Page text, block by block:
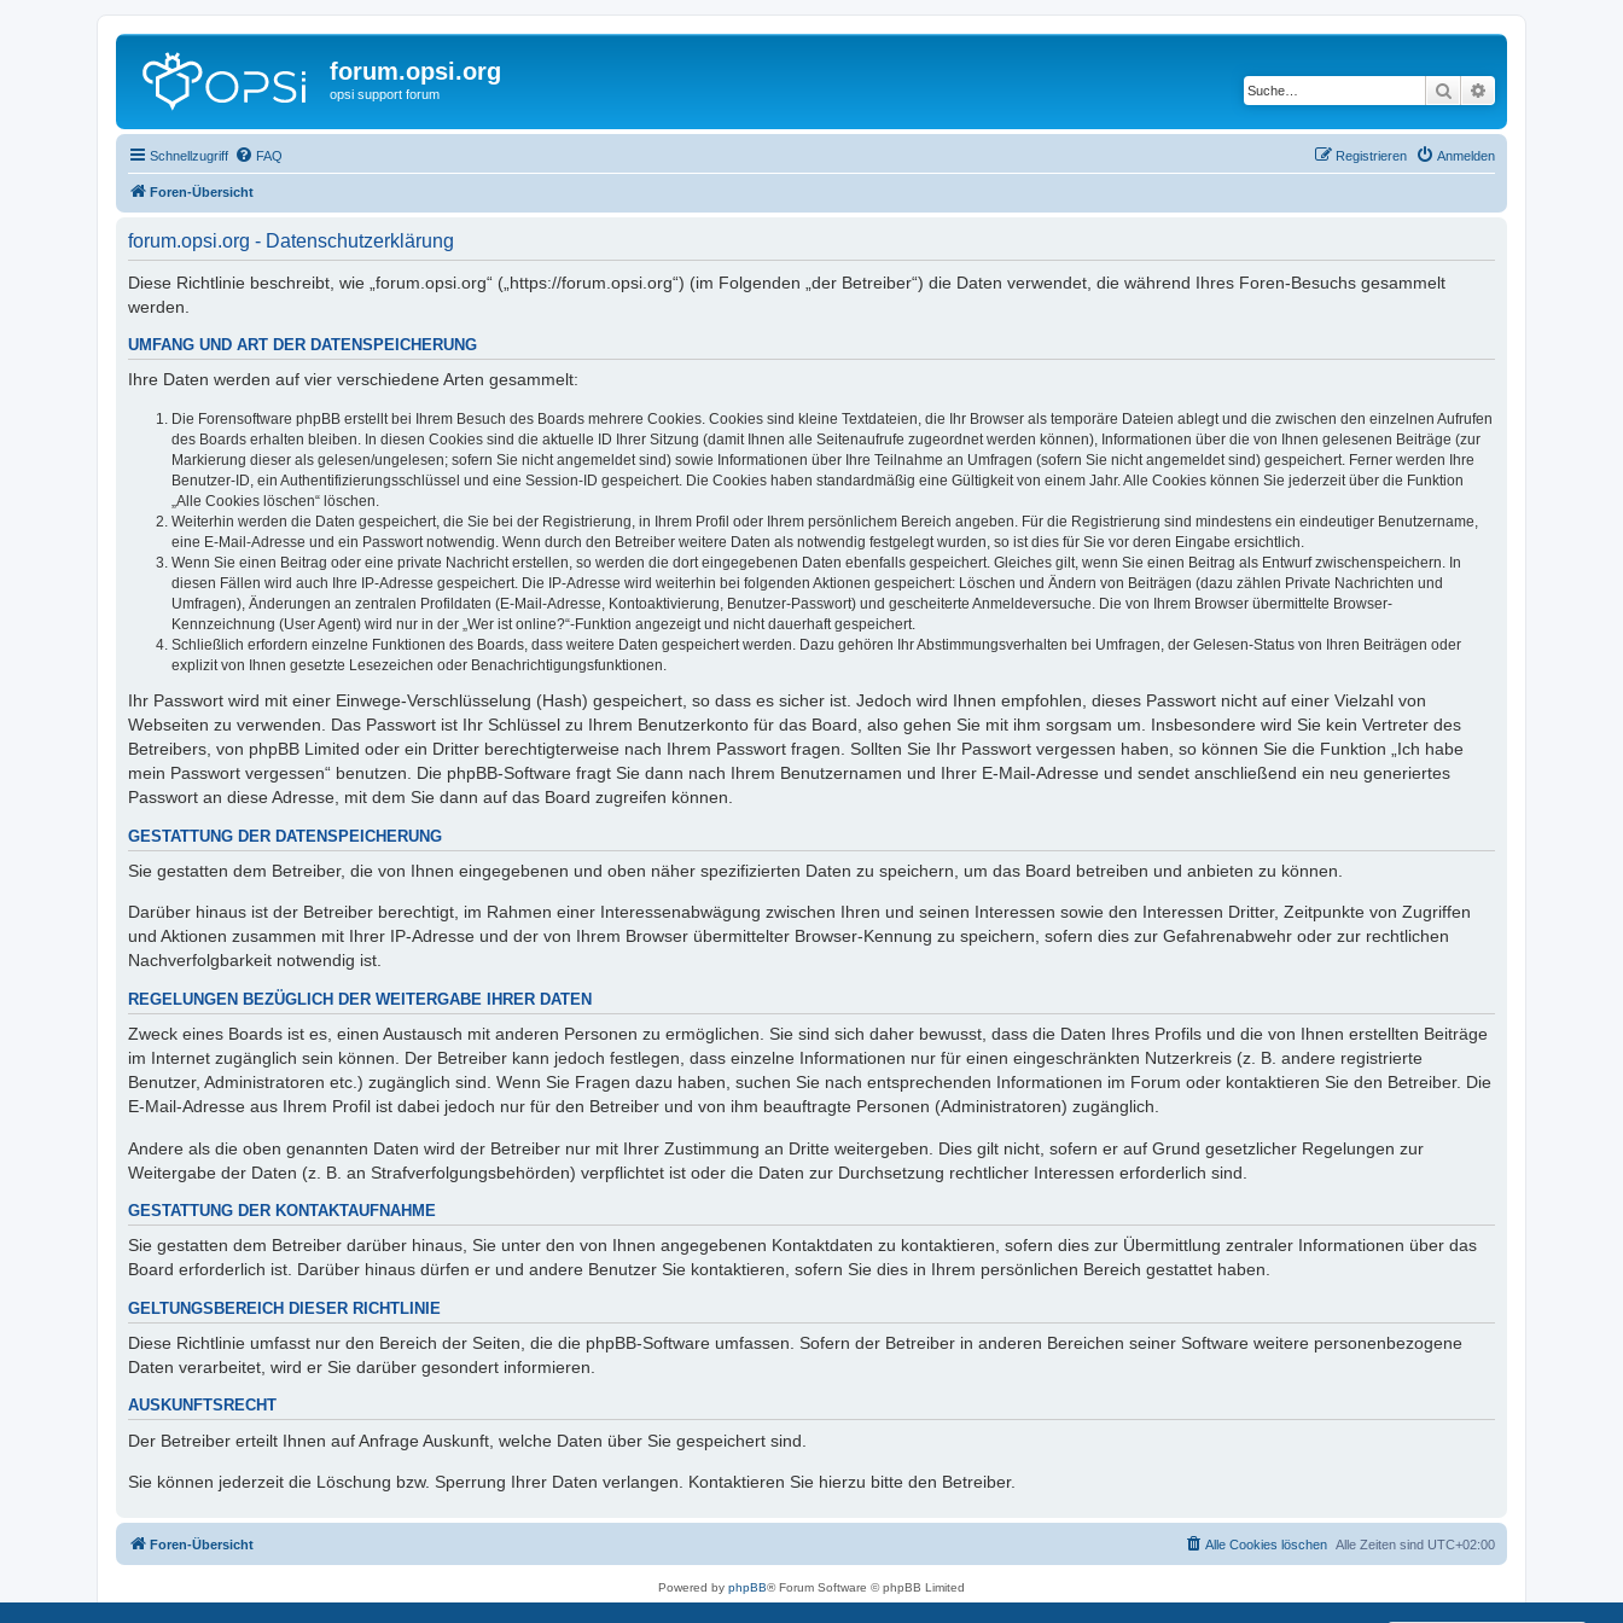
forum.opsi.org
opsi support forum Suche
Schnellzugriff FAQ Anmelden
Registrieren
Foren-Übersicht
forum.opsi.org - Datenschutzerklärung
Diese Richtlinie beschreibt, wie „forum.opsi.org“ („https://forum.opsi.org“) (im Folgenden „der Betreiber“) die Daten verwendet, die während Ihres Foren-Besuchs gesammelt
werden.
UMFANG UND ART DER DATENSPEICHERUNG
Ihre Daten werden auf vier verschiedene Arten gesammelt:
Die Forensoftware phpBB erstellt bei Ihrem Besuch des Boards mehrere Cookies. Cookies sind kleine Textdateien, die Ihr Browser als temporäre Dateien ablegt und die zwischen den einzelnen Aufrufen
des Boards erhalten bleiben. In diesen Cookies sind die aktuelle ID Ihrer Sitzung (damit Ihnen alle Seitenaufrufe zugeordnet werden können), Informationen über die von Ihnen gelesenen Beiträge (zur
Markierung dieser als gelesen/ungelesen; sofern Sie nicht angemeldet sind) sowie Informationen über Ihre Teilnahme an Umfragen (sofern Sie nicht angemeldet sind) gespeichert. Ferner werden Ihre
Benutzer-ID, ein Authentifizierungsschlüssel und eine Session-ID gespeichert. Die Cookies haben standardmäßig eine Gültigkeit von einem Jahr. Alle Cookies können Sie jederzeit über die Funktion
„Alle Cookies löschen“ löschen.
Weiterhin werden die Daten gespeichert, die Sie bei der Registrierung, in Ihrem Profil oder Ihrem persönlichem Bereich angeben. Für die Registrierung sind mindestens ein eindeutiger Benutzername,
eine E-Mail-Adresse und ein Passwort notwendig. Wenn durch den Betreiber weitere Daten als notwendig festgelegt wurden, so ist dies für Sie vor deren Eingabe ersichtlich.
Wenn Sie einen Beitrag oder eine private Nachricht erstellen, so werden die dort eingegebenen Daten ebenfalls gespeichert. Gleiches gilt, wenn Sie einen Beitrag als Entwurf zwischenspeichern. In
diesen Fällen wird auch Ihre IP-Adresse gespeichert. Die IP-Adresse wird weiterhin bei folgenden Aktionen gespeichert: Löschen und Ändern von Beiträgen (dazu zählen Private Nachrichten und
Umfragen), Änderungen an zentralen Profildaten (E-Mail-Adresse, Kontoaktivierung, Benutzer-Passwort) und gescheiterte Anmeldeversuche. Die von Ihrem Browser übermittelte Browser-
Kennzeichnung (User Agent) wird nur in der „Wer ist online?“-Funktion angezeigt und nicht dauerhaft gespeichert.
Schließlich erfordern einzelne Funktionen des Boards, dass weitere Daten gespeichert werden. Dazu gehören Ihr Abstimmungsverhalten bei Umfragen, der Gelesen-Status von Ihren Beiträgen oder
explizit von Ihnen gesetzte Lesezeichen oder Benachrichtigungsfunktionen.
Ihr Passwort wird mit einer Einwege-Verschlüsselung (Hash) gespeichert, so dass es sicher ist. Jedoch wird Ihnen empfohlen, dieses Passwort nicht auf einer Vielzahl von
Webseiten zu verwenden. Das Passwort ist Ihr Schlüssel zu Ihrem Benutzerkonto für das Board, also gehen Sie mit ihm sorgsam um. Insbesondere wird Sie kein Vertreter des
Betreibers, von phpBB Limited oder ein Dritter berechtigterweise nach Ihrem Passwort fragen. Sollten Sie Ihr Passwort vergessen haben, so können Sie die Funktion „Ich habe
mein Passwort vergessen“ benutzen. Die phpBB-Software fragt Sie dann nach Ihrem Benutzernamen und Ihrer E-Mail-Adresse und sendet anschließend ein neu generiertes
Passwort an diese Adresse, mit dem Sie dann auf das Board zugreifen können.
GESTATTUNG DER DATENSPEICHERUNG
Sie gestatten dem Betreiber, die von Ihnen eingegebenen und oben näher spezifizierten Daten zu speichern, um das Board betreiben und anbieten zu können.
Darüber hinaus ist der Betreiber berechtigt, im Rahmen einer Interessenabwägung zwischen Ihren und seinen Interessen sowie den Interessen Dritter, Zeitpunkte von Zugriffen
und Aktionen zusammen mit Ihrer IP-Adresse und der von Ihrem Browser übermittelter Browser-Kennung zu speichern, sofern dies zur Gefahrenabwehr oder zur rechtlichen
Nachverfolgbarkeit notwendig ist.
REGELUNGEN BEZÜGLICH DER WEITERGABE IHRER DATEN
Zweck eines Boards ist es, einen Austausch mit anderen Personen zu ermöglichen. Sie sind sich daher bewusst, dass die Daten Ihres Profils und die von Ihnen erstellten Beiträge
im Internet zugänglich sein können. Der Betreiber kann jedoch festlegen, dass einzelne Informationen nur für einen eingeschränkten Nutzerkreis (z. B. andere registrierte
Benutzer, Administratoren etc.) zugänglich sind. Wenn Sie Fragen dazu haben, suchen Sie nach entsprechenden Informationen im Forum oder kontaktieren Sie den Betreiber. Die
E-Mail-Adresse aus Ihrem Profil ist dabei jedoch nur für den Betreiber und von ihm beauftragte Personen (Administratoren) zugänglich.
Andere als die oben genannten Daten wird der Betreiber nur mit Ihrer Zustimmung an Dritte weitergeben. Dies gilt nicht, sofern er auf Grund gesetzlicher Regelungen zur
Weitergabe der Daten (z. B. an Strafverfolgungsbehörden) verpflichtet ist oder die Daten zur Durchsetzung rechtlicher Interessen erforderlich sind.
GESTATTUNG DER KONTAKTAUFNAHME
Sie gestatten dem Betreiber darüber hinaus, Sie unter den von Ihnen angegebenen Kontaktdaten zu kontaktieren, sofern dies zur Übermittlung zentraler Informationen über das
Board erforderlich ist. Darüber hinaus dürfen er und andere Benutzer Sie kontaktieren, sofern Sie dies in Ihrem persönlichen Bereich gestattet haben.
GELTUNGSBEREICH DIESER RICHTLINIE
Diese Richtlinie umfasst nur den Bereich der Seiten, die die phpBB-Software umfassen. Sofern der Betreiber in anderen Bereichen seiner Software weitere personenbezogene
Daten verarbeitet, wird er Sie darüber gesondert informieren.
AUSKUNFTSRECHT
Der Betreiber erteilt Ihnen auf Anfrage Auskunft, welche Daten über Sie gespeichert sind.
Sie können jederzeit die Löschung bzw. Sperrung Ihrer Daten verlangen. Kontaktieren Sie hierzu bitte den Betreiber.
Foren-Übersicht Alle Zeiten sind UTC+02:00
Alle Cookies löschen
Powered by phpBB® Forum Software © phpBB Limited